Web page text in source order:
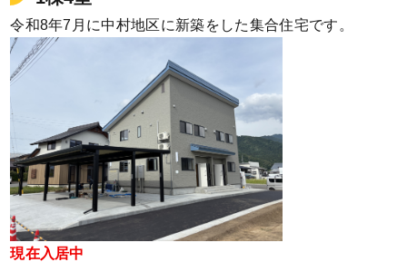
令和8年7月に中村地区に新築をした集合住宅です。
現在入居中